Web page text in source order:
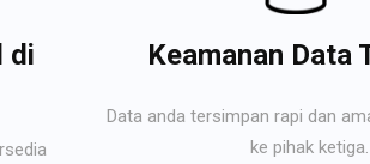
di
Keamanan Data
Data anda tersimpan rapi dan
ke pihak ketiga.